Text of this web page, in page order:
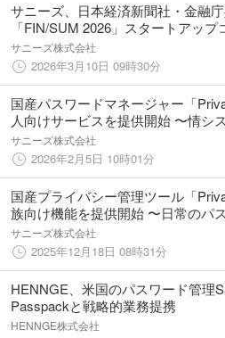
サニーズ、日本経済新聞社・金融
「FIN/SUM 2026」スタートアップ
で最優秀賞（日経賞）を受賞
サニーズ株式会社
2026年3月10日 09時30分
国産パスワードマネージャー「
人向けサービスを提供開始 〜情シ
いなくても使える、スタートアップ
業向けのパスワード・アクセス管理
サニーズ株式会社
2026年2月5日 10時01分
国産プライバシー管理ツール「
族向け機能を提供開始 〜日常のパ
有からデジタル終活まで対応〜
サニーズ株式会社
2025年12月18日 08時31分
HENNGE、米国のパスワード管理
Passpackと戦略的業務提携
HENNGE株式会社